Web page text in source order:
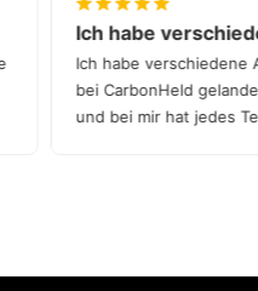
Ich habe
Ich habe
bei CarbonHeld
und bei mir hat